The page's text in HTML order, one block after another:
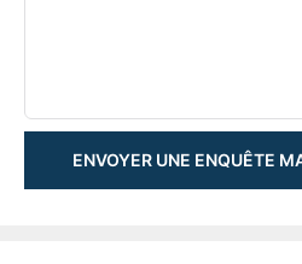
ENVOYER UNE ENQUÊTE